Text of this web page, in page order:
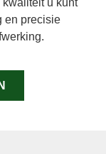
u kunt
en precisie